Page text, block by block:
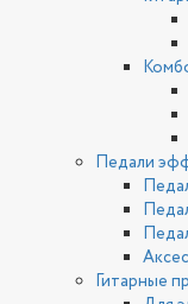
Педали
Гитарные